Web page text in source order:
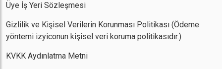
Üye İş Yeri Sözleşmesi
Gizlilik ve Kişisel Verilerin Korunması Politikası (Ödeme
yöntemi izyiconun kişisel veri koruma politikasıdır.)
KVKK Aydınlatma Metni